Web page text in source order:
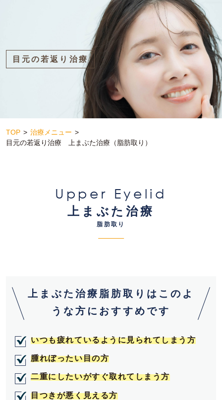
目元の若返り治療
TOP
治療メニュー
目元の若返り治療 上まぶた治療（脂肪取り）
Upper Eyelid
上まぶた治療
脂肪取り
上まぶた治療脂肪取りはこのよ
うな方におすすめです
いつも疲れているように見られてしまう方
腫れぼったい目の方
二重にしたいがすぐ取れてしまう方
目つきが悪く見える方